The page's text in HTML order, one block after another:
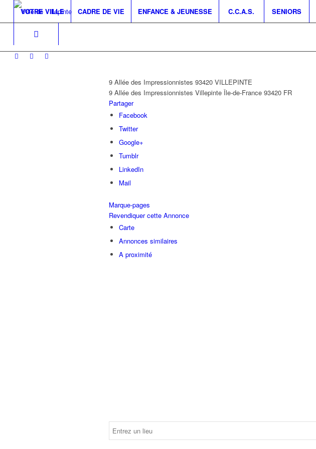
VOTRE VILLE CADRE DE VIE ENFANCE & JEUNESSE C.C.A.S. SENIORS
9 Allée des Impressionnistes 93420 VILLEPINTE
9 Allée des Impressionnistes Villepinte Île-de-France 93420 FR
Partager
Facebook
Twitter
Google+
Tumblr
LinkedIn
Mail
Marque-pages
Revendiquer cette Annonce
Carte
Annonces similaires
A proximité